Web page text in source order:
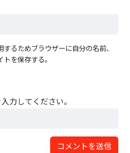
るためブラウザーに自分の名前、
を保存する。
力してください。